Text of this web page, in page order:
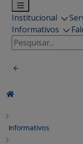
Institucional
Informativos
Pesquisar
por:
Informativos